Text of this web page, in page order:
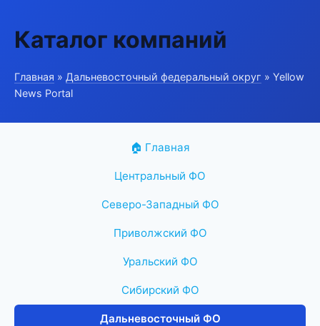
Каталог компаний
Главная » Дальневосточный федеральный округ » Yellow
News Portal
🏠 Главная
Центральный ФО
Северо-Западный ФО
Приволжский ФО
Уральский ФО
Сибирский ФО
Дальневосточный ФО